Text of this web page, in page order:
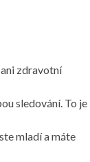
zdravotní
sledování. To je
mladí a máte